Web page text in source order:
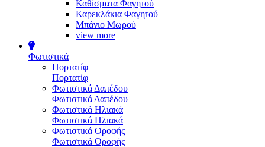
Καθίσματα Φαγητού
Καρεκλάκια Φαγητού
Μπάνιο Μωρού
view more
Φωτιστικά
Πορτατίφ
Πορτατίφ
Φωτιστικά Δαπέδου
Φωτιστικά Δαπέδου
Φωτιστικά Ηλιακά
Φωτιστικά Ηλιακά
Φωτιστικά Οροφής
Φωτιστικά Οροφής